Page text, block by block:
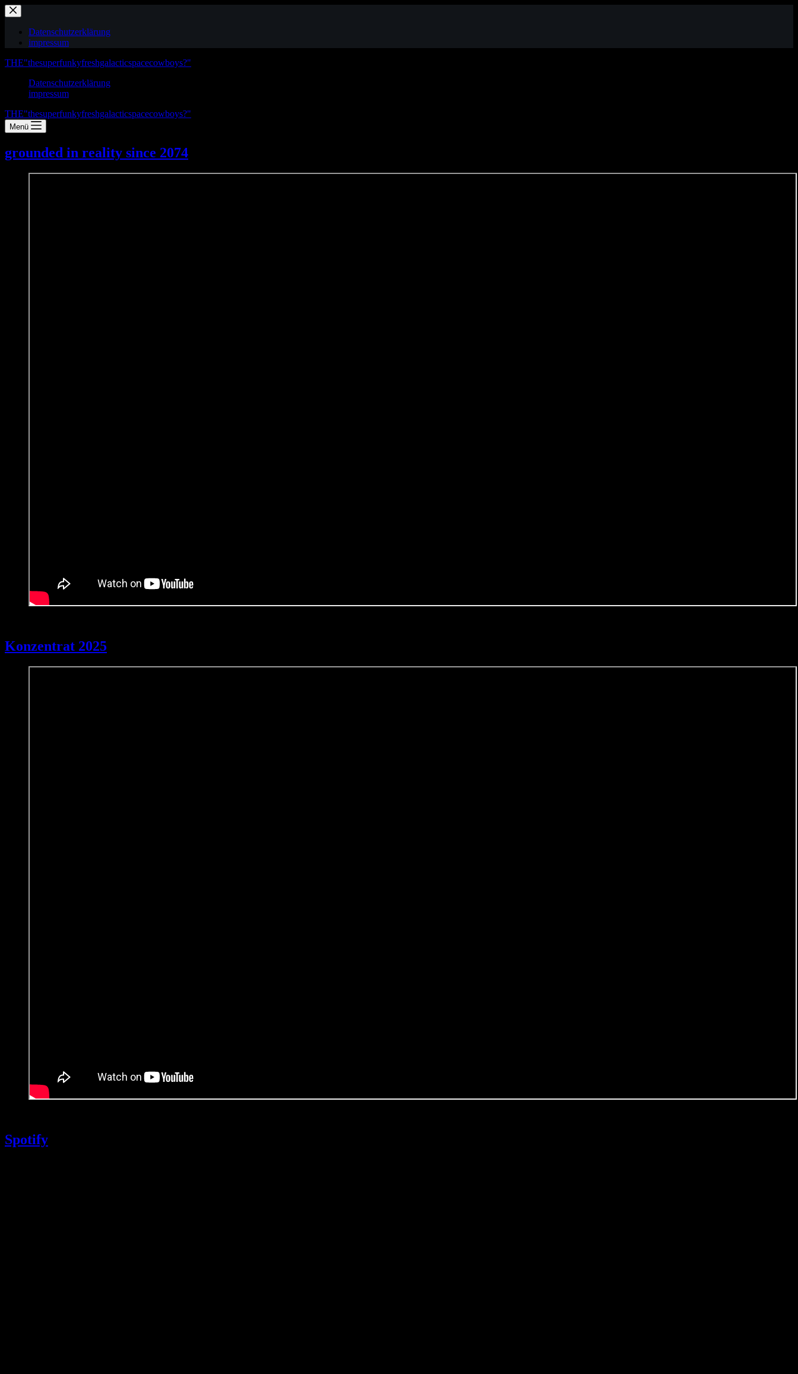
Zum
Inhalt
springenDatenschutzerklärung
impressum
THE"thesuperfunkyfreshgalacticspacecowboys?"
Datenschutzerklärung
impressum
THE"thesuperfunkyfreshgalacticspacecowboys?"
Menü
grounded in reality since 2074
Konzentrat 2025
Spotify